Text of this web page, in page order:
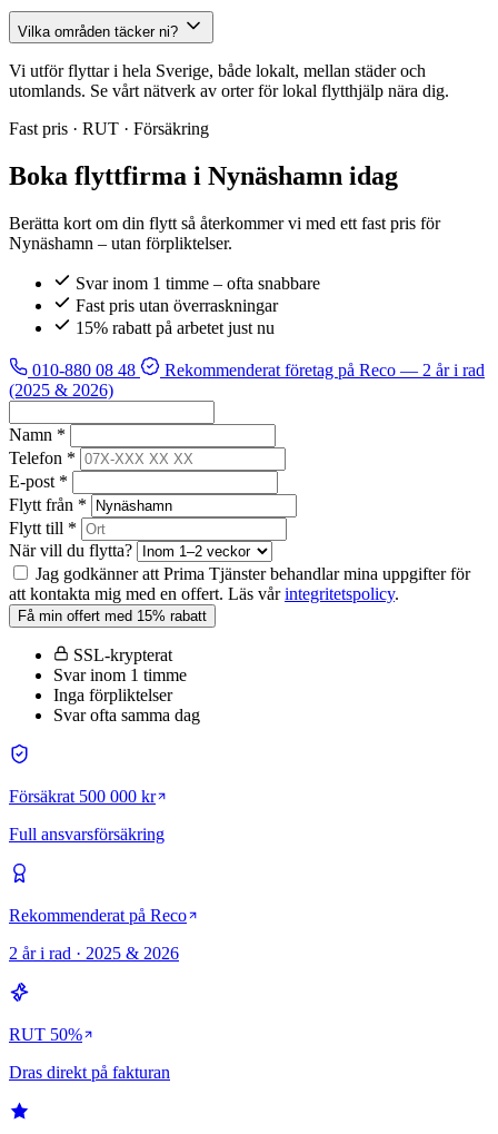
Vilka områden täcker ni?
Vi utför flyttar i hela Sverige, både lokalt, mellan städer och
utomlands. Se vårt nätverk av orter för lokal flytthjälp nära dig.
Fast pris · RUT · Försäkring
Boka flyttfirma i Nynäshamn idag
Berätta kort om din flytt så återkommer vi med ett fast pris för
Nynäshamn – utan förpliktelser.
Svar inom 1 timme – ofta snabbare
Fast pris utan överraskningar
15% rabatt på arbetet just nu
010-880 08 48 Rekommenderat företag på Reco — 2 år i rad
(2025 & 2026)
Namn *
Telefon *
E-post *
Flytt från *
Flytt till *
När vill du flytta?
Jag godkänner att Prima Tjänster behandlar mina uppgifter för
att kontakta mig med en offert. Läs vårintegritetspolicy.
Få min offert med 15% rabatt
SSL-krypterat
Svar inom 1 timme
Inga förpliktelser
Svar ofta samma dag
Försäkrat 500 000 kr
Full ansvarsförsäkring
Rekommenderat på Reco
2 år i rad · 2025 & 2026
RUT 50%
Dras direkt på fakturan